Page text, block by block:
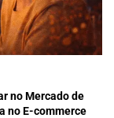
no Mercado de
no E-commerce